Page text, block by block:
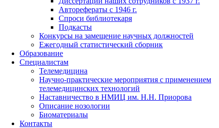
Авторефераты с 1946 г.
Спроси библиотекаря
Подкасты
Конкурсы на замещение научных должностей
Ежегодный статистический сборник
Образование
Специалистам
Телемедицина
Научно-практические мероприятия с применением
телемедицинских технологий
Наставничество в НМИЦ им. Н.Н. Приорова
Описание нозологии
Биоматериалы
Контакты